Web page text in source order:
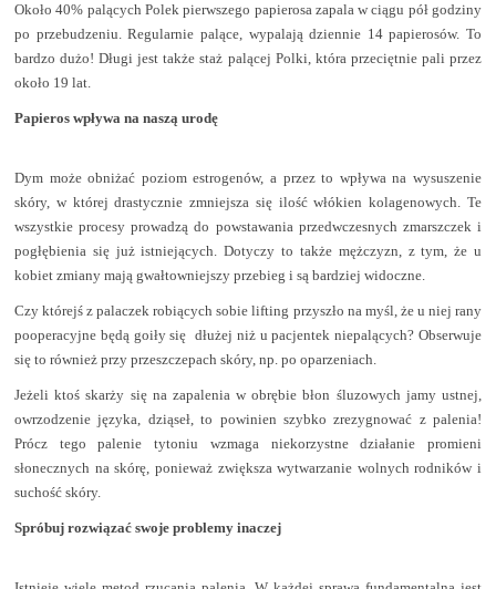
Około 40% palących Polek pierwszego papierosa zapala w ciągu pół godziny
po przebudzeniu. Regularnie palące, wypalają dziennie 14 papierosów. To
bardzo dużo! Długi jest także staż palącej Polki, która przeciętnie pali przez
około 19 lat.
Papieros wpływa na naszą urodę
Dym może obniżać poziom estrogenów, a przez to wpływa na wysuszenie
skóry, w której drastycznie zmniejsza się ilość włókien kolagenowych. Te
wszystkie procesy prowadzą do powstawania przedwczesnych zmarszczek i
pogłębienia się już istniejących. Dotyczy to także mężczyzn, z tym, że u
kobiet zmiany mają gwałtowniejszy przebieg i są bardziej widoczne.
Czy którejś z palaczek robiących sobie lifting przyszło na myśl, że u niej rany
pooperacyjne będą goiły się dłużej niż u pacjentek niepalących? Obserwuje
się to również przy przeszczepach skóry, np. po oparzeniach.
Jeżeli ktoś skarży się na zapalenia w obrębie błon śluzowych jamy ustnej,
owrzodzenie języka, dziąseł, to powinien szybko zrezygnować z palenia!
Prócz tego palenie tytoniu wzmaga niekorzystne działanie promieni
słonecznych na skórę, ponieważ zwiększa wytwarzanie wolnych rodników i
suchość skóry.
Spróbuj rozwiązać swoje problemy inaczej